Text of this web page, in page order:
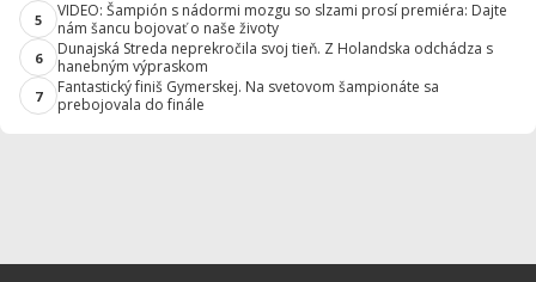
5
VIDEO: Šampión s nádormi mozgu so slzami prosí premiéra: Dajte
nám šancu bojovať o naše životy
6
Dunajská Streda neprekročila svoj tieň. Z Holandska odchádza s
hanebným výpraskom
7
Fantastický finiš Gymerskej. Na svetovom šampionáte sa
prebojovala do finále